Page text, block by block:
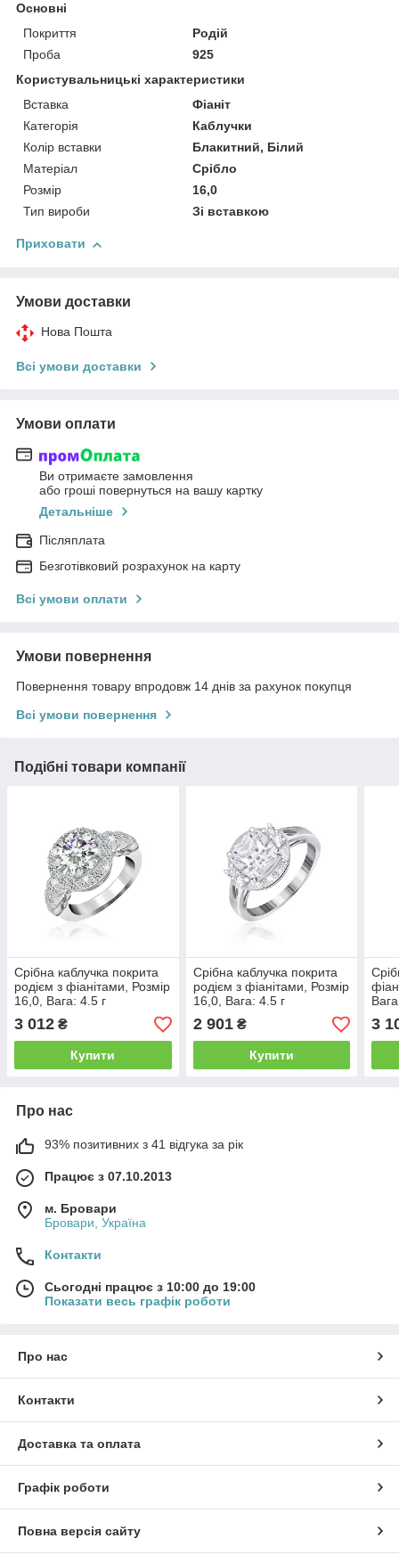
Основні
Покриття
Родій
Проба
925
Користувальницькі характеристики
Вставка
Фіаніт
Категорія
Каблучки
Колір вставки
Блакитний, Білий
Матеріал
Срібло
Розмір
16,0
Тип вироби
Зі вставкою
Приховати
Умови доставки
Нова Пошта
Всі умови доставки
Умови оплати
Ви отримаєте замовлення
або гроші повернуться на вашу картку
Детальніше
Післяплата
Безготівковий розрахунок на карту
Всі умови оплати
Умови повернення
Повернення товару впродовж 14 днів за рахунок покупця
Всі умови повернення
Подібні товари компанії
Срібна каблучка покрита
родієм з фіанітами, Розмір
16,0, Вага: 4.5 г
3 012 ₴
Купити
Срібна каблучка покрита
родієм з фіанітами, Розмір
16,0, Вага: 4.5 г
2 901₴
Купити
3
Про нас
93% позитивних з 41 відгука за рік
Працює з 07.10.2013
м. Бровари
Бровари, Україна
Контакти
Сьогодні працює з 10:00 до 19:00
Показати весь графік роботи
Про нас
Контакти
Доставка та оплата
Графік роботи
Повна версія сайту